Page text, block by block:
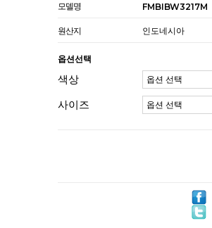
모델명 FMBIBW3217M
원산지 인도네시아
옵션선택
색상
사이즈